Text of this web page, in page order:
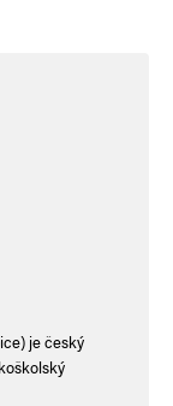
pro budoucí
je český